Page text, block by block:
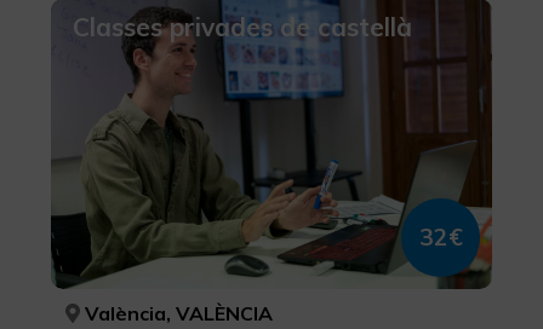
Classes privades de castellà
32€
València, VALÈNCIA